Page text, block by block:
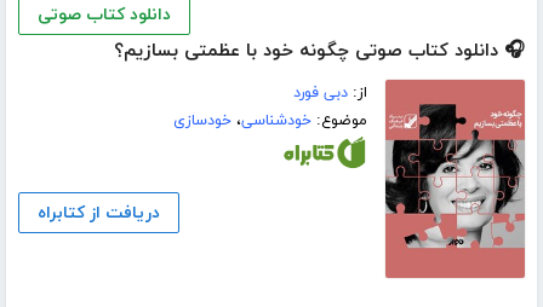
دانلود کتاب صوتی
🎧 دانلود کتاب صوتی چگونه خود با عظمتی بسازیم؟
از:دبی فورد
موضوع:خودشناسی،خودسازی
دریافت از کتابراه